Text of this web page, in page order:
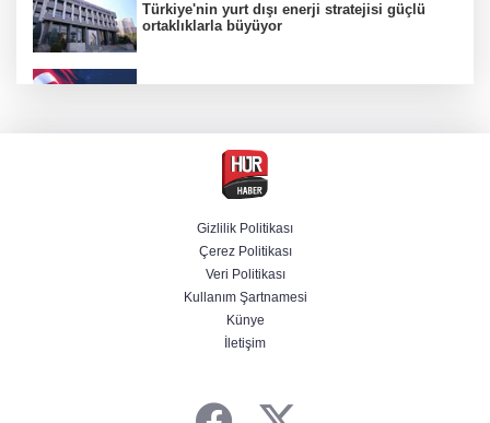
Türkiye'nin yurt dışı enerji stratejisi güçlü
ortaklıklarla büyüyor
Terörsüz Türkiye yasa teklifi Komisyon'dan
Savunmada Mekke ittifakı! Caydırıcılık
şemsiyesi büyüdü
Şanlıurfa'da termometreler 47 dereceyi
Gizlilik Politikası
Çerez Politikası
Veri Politikası
Kullanım Şartnamesi
Künye
İletişim